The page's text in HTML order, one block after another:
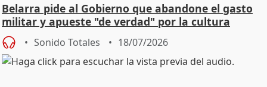
Belarra pide al Gobierno que abandone el gasto
militar y apueste "de verdad" por la cultura
Sonido Totales 18/07/2026